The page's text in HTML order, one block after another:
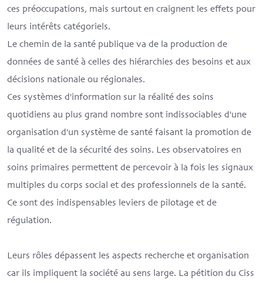
ces préoccupations, mais surtout en craignent les effets pour
leurs intérêts catégoriels.
Le chemin de la santé publique va de la production de
données de santé à celles des hiérarchies des besoins et aux
décisions nationale ou régionales.
Ces systèmes d'information sur la réalité des soins
quotidiens au plus grand nombre sont indissociables d'une
organisation d'un système de santé faisant la promotion de
la qualité et de la sécurité des soins. Les observatoires en
soins primaires permettent de percevoir à la fois les signaux
multiples du corps social et des professionnels de la santé.
Ce sont des indispensables leviers de pilotage et de
régulation.
Leurs rôles dépassent les aspects recherche et organisation
car ils impliquent la société au sens large. La pétition du Ciss